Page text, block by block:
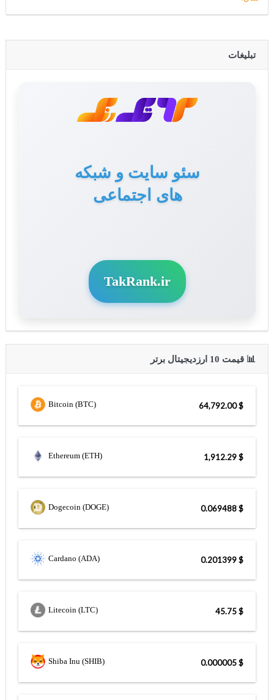
تبلیغات
تولید محتوا برای سایت
و سوشال مدیا
TakRank.ir
📊 قیمت 10 ارزدیجیتال برتر
Bitcoin (BTC) $ 64,792.00
Ethereum (ETH) $ 1,912.29
Dogecoin (DOGE) $ 0.069488
Cardano (ADA) $ 0.201399
Litecoin (LTC) $ 45.75
Shiba Inu (SHIB) $ 0.000005